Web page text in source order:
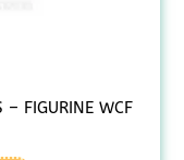
– FIGURINE WCF